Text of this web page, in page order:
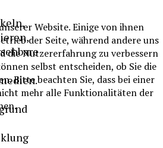
Website. Einige von ihnen
der Seite, während andere uns
die Nutzererfahrung zu verbessern
selbst entscheiden, ob Sie die
Bitte beachten Sie, dass bei einer
mehr alle Funktionalitäten der